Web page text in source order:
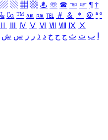
▨ ▧ ▦ ▩ ♨ ☏ ☎ ☜ ☞ ¶ †
㏇ ™ ㏂ ㏘ ℡ ＃ ＆ ＊ ＠ ª º
Ⅳ Ⅴ Ⅵ Ⅶ Ⅷ Ⅸ Ⅹ
ب ت ث ج ح خ د ذ ر ز س ش